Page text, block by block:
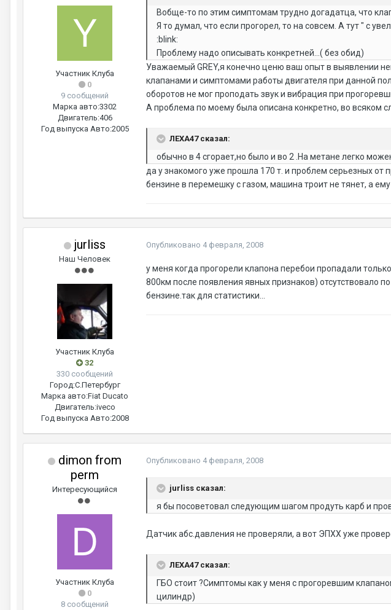
Участник Клуба
0
9 сообщений
Марка авто:3302
Двигатель:406
Год выпуска Авто:2005
Вобще-то по этим симптомам трудно догадатца, что
Я то думал, что если прогорел, то на совсем. А тут " с
:blink:
Проблему надо описывать конкретней...( без обид)
Уважаемый GREY,я конечно ценю ваш опыт в выявлении
клапанами и симптомами работы двигателя при данной
оборотов не мог проподать звук и вибрация при
А проблема по моему была описана конкретно, во всяком
ЛЕХА47 сказал:
обычно в 4 сгорает,но было и во 2 .На метане легко
да у знакомого уже прошла 170 т. и проблем серьезных
бензине в перемешку с газом, машина троит не тянет, а ему
jurliss
Наш Человек
Участник Клуба
32
330 сообщений
Город:С.Петербург
Марка авто:Fiat Ducato
Двигатель:iveco
Год выпуска Авто:2008
Опубликовано 4 февраля, 2008
у меня когда прогорели клапона перебои пропадали
800км после появления явных признаков) отсутствовало
бензине.так для статистики...
dimon from
perm
Интересующийся
Участник Клуба
0
8 сообщений
Опубликовано 4 февраля, 2008
jurliss сказал:
я бы посоветовал следующим шагом продуть карб и
Датчик абс.давления не проверяли, а вот ЭПХХ уже
ЛЕХА47 сказал:
ГБО стоит ?Симптомы как у меня с прогоревшим
цилиндр)